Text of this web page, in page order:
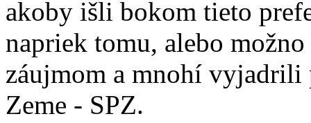
akoby išli bokom tieto
napriek tomu, alebo
záujmom a mnohí
Zeme - SPZ.